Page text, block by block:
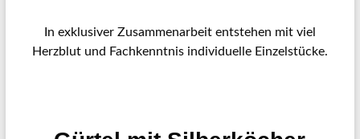
In exklusiver Zusammenarbeit entstehen mit viel
Herzblut und Fachkenntnis individuelle Einzelstücke.